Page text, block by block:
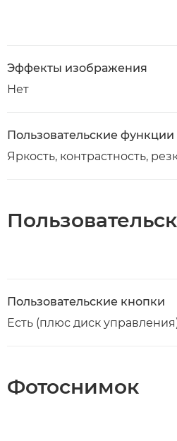
Эффекты изображения
Нет
Пользовательские функции
Яркость, контрастность,
Пользовательские кнопки
Есть (плюс диск
Фотоснимок